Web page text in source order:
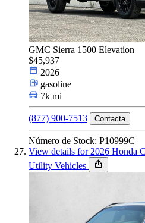
GMC Sierra 1500 Elevation
$45,937
2026
gasoline
7k mi
(877) 900-7513 Contacta
Número de Stock: P10999C
View details for 2026 Honda
Utility Vehicles